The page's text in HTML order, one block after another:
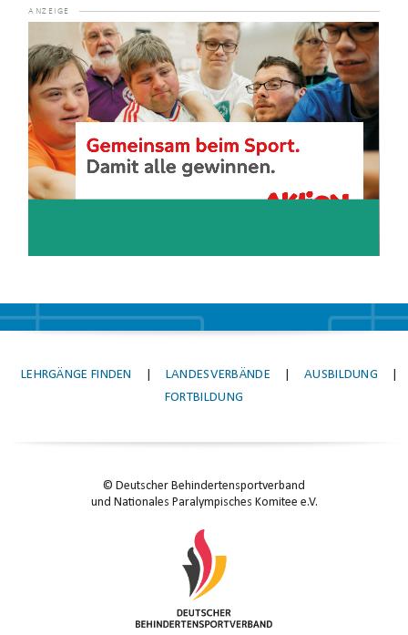
Player
LEHRGÄNGE FINDEN LANDESVERBÄNDE AUSBILDUNG
FORTBILDUNG
© Deutscher Behindertensportverband
und Nationales Paralympisches Komitee e.V.